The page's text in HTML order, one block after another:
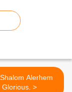
Alerhem
par Glorious. >